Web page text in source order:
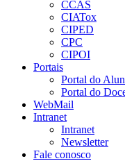
CCAS
CIATox
CIPED
CPC
CIPOI
Portais
Portal do
Portal do
WebMail
Intranet
Intranet
Newsletter
Fale conosco